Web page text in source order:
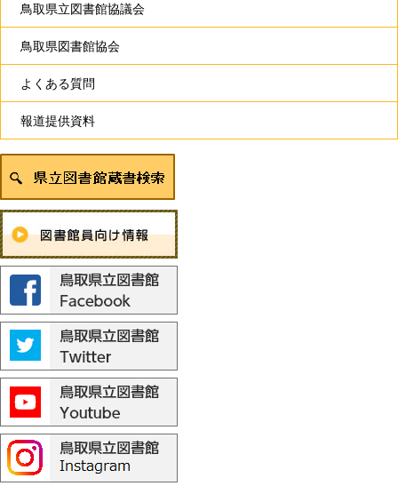
鳥取県立図書館協議会
鳥取県図書館協会
よくある質問
報道提供資料